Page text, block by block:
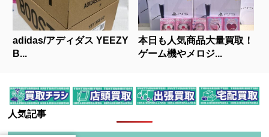
adidas/アディダス YEEZY
B...
本日も人気商品大量買取！
ゲーム機やメロジ...
人気記事